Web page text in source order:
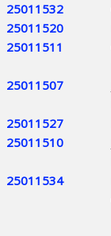
25011532
25011520
25011511
25011507
25011527
25011510
25011534